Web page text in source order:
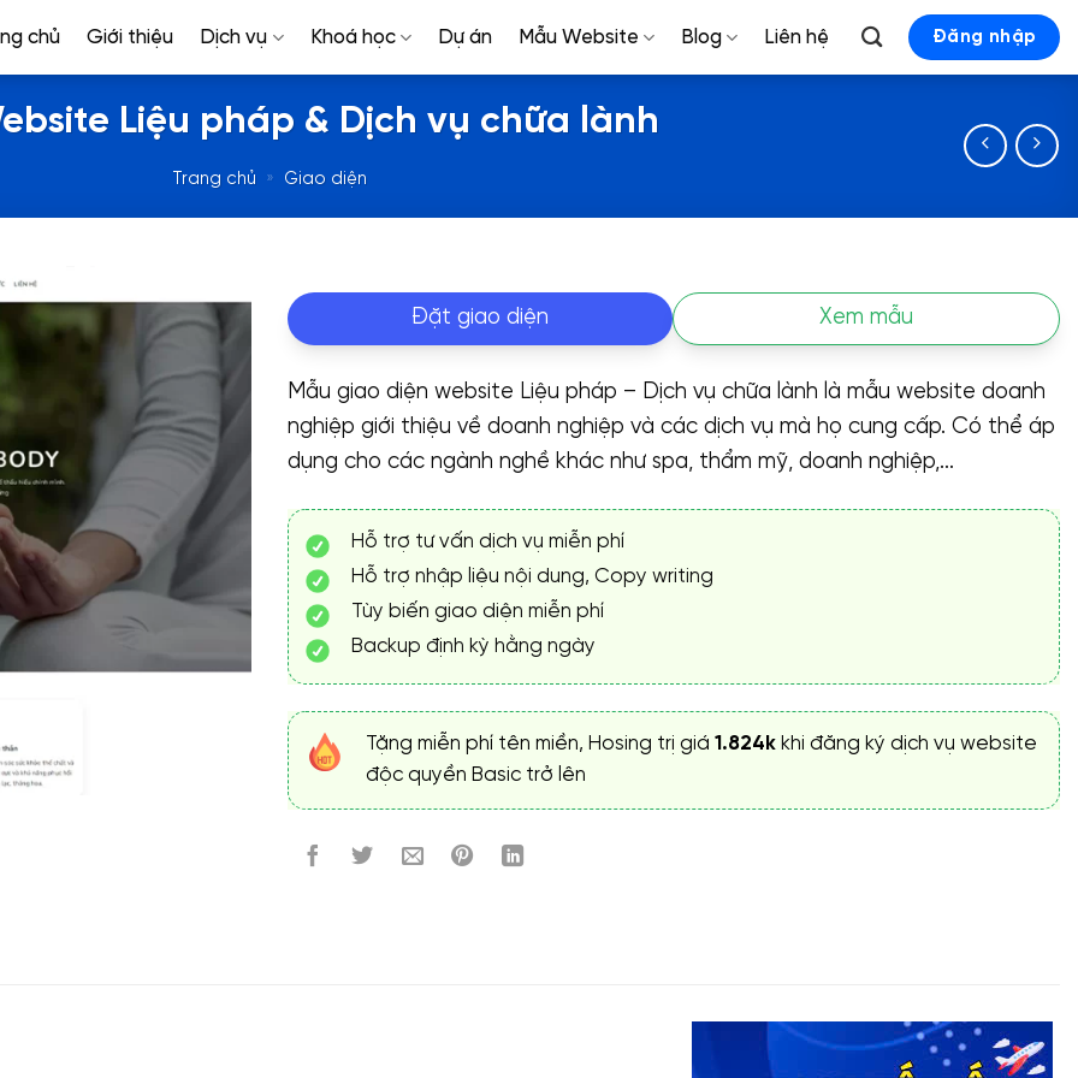
chủ Giới thiệu Dịch vụ Khoá học Dự án Mẫu Website Blog Liên hệ Đăng nhập
Liệu pháp & Dịch vụ chữa lành
Trang chủ » Giao diện
Đặt giao diện Xem mẫu
Mẫu giao diện website Liệu pháp – Dịch vụ chữa lành là mẫu website doanh
nghiệp giới thiệu về doanh nghiệp và các dịch vụ mà họ cung cấp. Có thể áp
dụng cho các ngành nghề khác như spa, thẩm mỹ, doanh nghiệp,…
Hỗ trợ tư vấn dịch vụ miễn phí
Hỗ trợ nhập liệu nội dung, Copy writing
Tùy biến giao diện miễn phí
Backup định kỳ hằng ngày
Tặng miễn phí tên miền, Hosing trị giá1.824k khi đăng ký dịch vụ website
độc quyền Basic trở lên